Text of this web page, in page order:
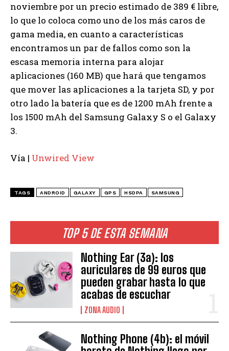
TOP 5 DE ESTA SEMANA
Nothing Ear (3a): los
auriculares de 99 euros que
pueden grabar hasta lo que
acabas de escuchar
ZONA AUDIO
Nothing Phone (4b): el móvil
noviembre por un precio estimado de 389 € libre,
lo que lo coloca como uno de los más caros de
gama media, en cuanto a características
encontramos un par de fallos como son la
escasa memoria interna para alojar
aplicaciones (160 MB) que hará que tengamos
que mover las aplicaciones a la tarjeta SD, y por
otro lado la batería que es de 1200 mAh frente a
los 1500 mAh del Samsung Galaxy S o el Galaxy
3.
Vía | Unwired View
TAGS ANDROID GALAXY GPS HSDPA SAMSUNG